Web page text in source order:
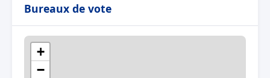
Bureaux de vote
+
−